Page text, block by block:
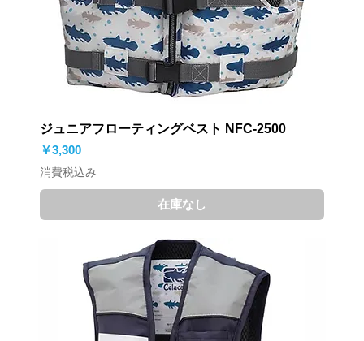
ジュニアフローティングベスト NFC-2500
価格
￥3,300
消費税込み
在庫なし